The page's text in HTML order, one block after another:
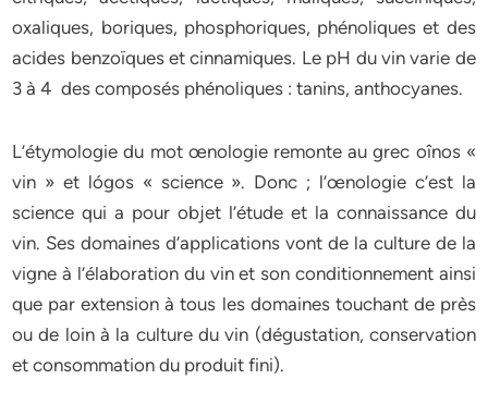
oxaliques, boriques, phosphoriques, phénoliques et des
acides benzoïques et cinnamiques. Le pH du vin varie de
3 à 4 des composés phénoliques : tanins, anthocyanes.
L’étymologie du mot œnologie remonte au grec oînos «
vin » et lógos « science ». Donc ; l’œnologie c’est la
science qui a pour objet l’étude et la connaissance du
vin. Ses domaines d’applications vont de la culture de la
vigne à l’élaboration du vin et son conditionnement ainsi
que par extension à tous les domaines touchant de près
ou de loin à la culture du vin (dégustation, conservation
et consommation du produit fini).